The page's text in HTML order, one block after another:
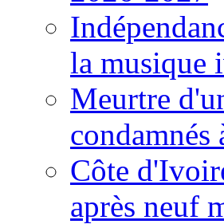
la musique
Meurtre
Côte
après neuf